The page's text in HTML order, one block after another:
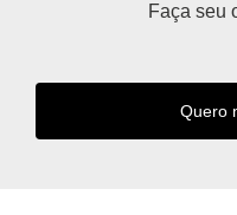
Faça seu
Quero